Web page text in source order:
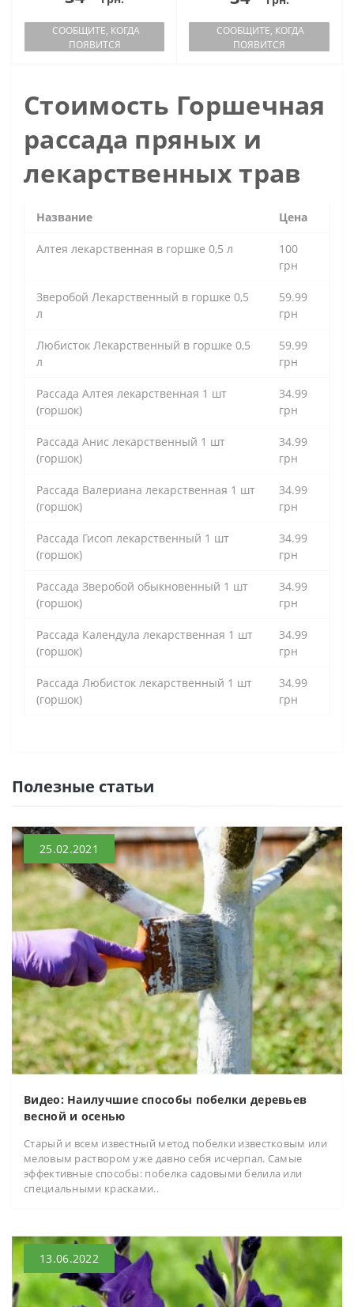
СООБЩИТЕ, КОГДА
ПОЯВИТСЯ
СООБЩИТЕ, КОГДА
ПОЯВИТСЯ
Стоимость Горшечная
рассада пряных и
лекарственных трав
Название Цена
Алтея лекарственная в горшке 0,5 л
100
грн
Зверобой Лекарственный в горшке 0,5
л
59.99
грн
Любисток Лекарственный в горшке 0,5
л
59.99
грн
Рассада Алтея лекарственная 1 шт
(горшок)
34.99
грн
Рассада Анис лекарственный 1 шт
(горшок)
34.99
грн
Рассада Валериана лекарственная 1 шт
(горшок)
34.99
грн
Рассада Гисоп лекарственный 1 шт
(горшок)
34.99
грн
Рассада Зверобой обыкновенный 1 шт
(горшок)
34.99
грн
Рассада Календула лекарственная 1 шт
(горшок)
34.99
грн
Рассада Любисток лекарственный 1 шт
(горшок)
34.99
грн
Полезные статьи
25.02.2021
Видео: Наилучшие способы побелки деревьев
весной и осенью
Старый и всем известный метод побелки известковым или
меловым раствором уже давно себя исчерпал. Самые
эффективные способы: побелка садовыми белила или
специальными красками..
13.06.2022